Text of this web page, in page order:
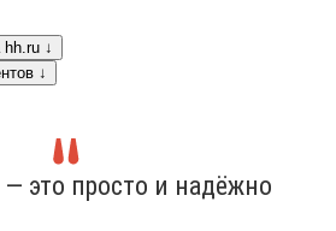
↓
↓
это просто и надёжно